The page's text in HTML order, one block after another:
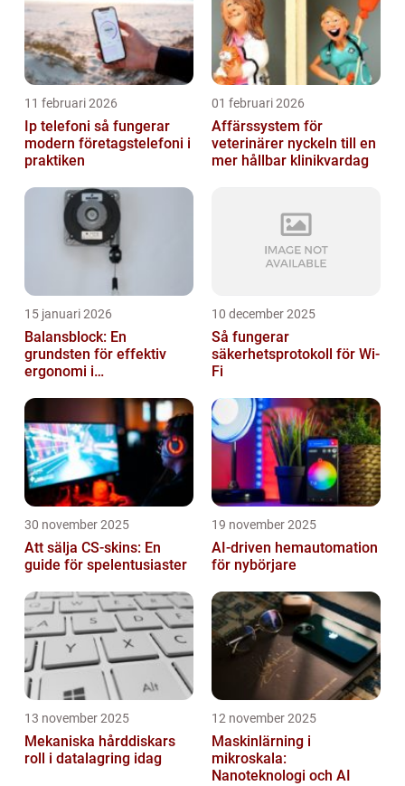
11 februari 2026
Ip telefoni så fungerar
modern företagstelefoni i
praktiken
01 februari 2026
Affärssystem för
veterinärer nyckeln till en
mer hållbar klinikvardag
15 januari 2026
Balansblock: En
grundsten för effektiv
ergonomi i
10 december 2025
Så fungerar
säkerhetsprotokoll för Wi-
Fi
30 november 2025
Att sälja CS-skins: En
guide för spelentusiaster
19 november 2025
AI-driven hemautomation
för nybörjare
13 november 2025
Mekaniska hårddiskars
roll i datalagring idag
12 november 2025
Maskinlärning i
mikroskala:
Nanoteknologi och AI